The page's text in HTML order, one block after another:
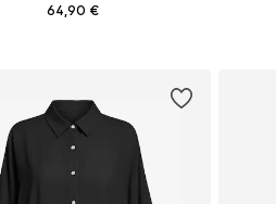
64,90 €